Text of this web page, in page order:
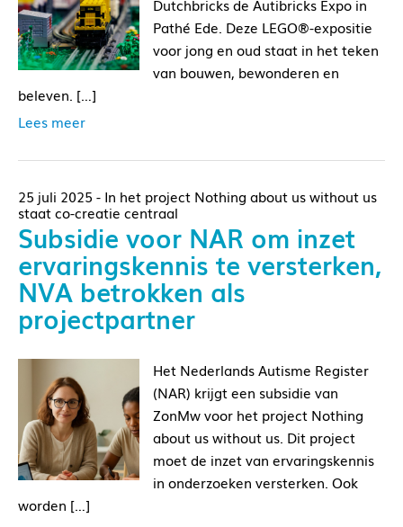
Dutchbricks de Autibricks Expo in
Pathé Ede. Deze LEGO®-expositie
voor jong en oud staat in het teken
van bouwen, bewonderen en
beleven. […]
Lees meer
25 juli 2025 - In het project Nothing about us without us
staat co-creatie centraal
Subsidie voor NAR om inzet
ervaringskennis te versterken,
NVA betrokken als
projectpartner
Het Nederlands Autisme Register
(NAR) krijgt een subsidie van
ZonMw voor het project Nothing
about us without us. Dit project
moet de inzet van ervaringskennis
in onderzoeken versterken. Ook
worden […]